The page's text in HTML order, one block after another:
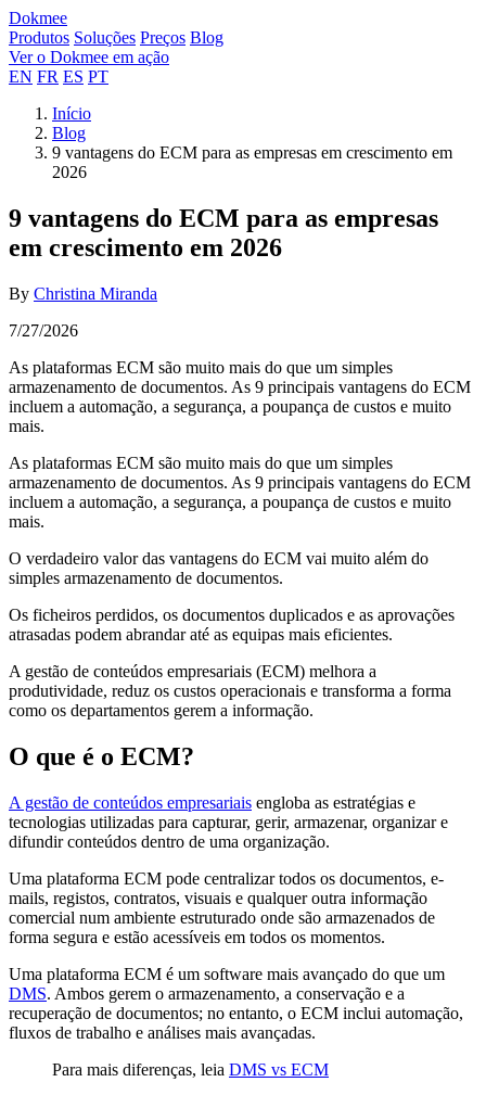
Dokmee
Produtos Soluções Preços Blog
Ver o Dokmee em ação
EN FR ES PT
Início
Blog
9 vantagens do ECM para as empresas em crescimento em
2026
9 vantagens do ECM para as empresas
em crescimento em 2026
By Christina Miranda
7/27/2026
As plataformas ECM são muito mais do que um simples
armazenamento de documentos. As 9 principais vantagens do ECM
incluem a automação, a segurança, a poupança de custos e muito
mais.
As plataformas ECM são muito mais do que um simples
armazenamento de documentos. As 9 principais vantagens do ECM
incluem a automação, a segurança, a poupança de custos e muito
mais.
O verdadeiro valor das vantagens do ECM vai muito além do
simples armazenamento de documentos.
Os ficheiros perdidos, os documentos duplicados e as aprovações
atrasadas podem abrandar até as equipas mais eficientes.
A gestão de conteúdos empresariais (ECM) melhora a
produtividade, reduz os custos operacionais e transforma a forma
como os departamentos gerem a informação.
O que é o ECM?
A gestão de conteúdos empresariais engloba as estratégias e
tecnologias utilizadas para capturar, gerir, armazenar, organizar e
difundir conteúdos dentro de uma organização.
Uma plataforma ECM pode centralizar todos os documentos, e-
mails, registos, contratos, visuais e qualquer outra informação
comercial num ambiente estruturado onde são armazenados de
forma segura e estão acessíveis em todos os momentos.
Uma plataforma ECM é um software mais avançado do que um
DMS. Ambos gerem o armazenamento, a conservação e a
recuperação de documentos; no entanto, o ECM inclui automação,
fluxos de trabalho e análises mais avançadas.
Para mais diferenças, leia DMS vs ECM